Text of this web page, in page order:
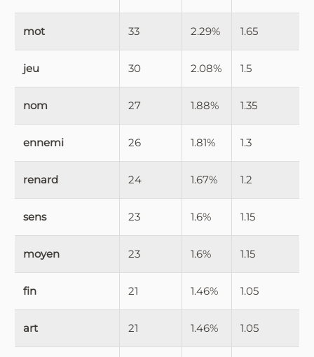
mot 33 2.29% 1.65
jeu 30 2.08% 1.5
nom 27 1.88% 1.35
ennemi 26 1.81% 1.3
renard 24 1.67% 1.2
sens 23 1.6% 1.15
moyen 23 1.6% 1.15
fin 21 1.46% 1.05
art 21 1.46% 1.05